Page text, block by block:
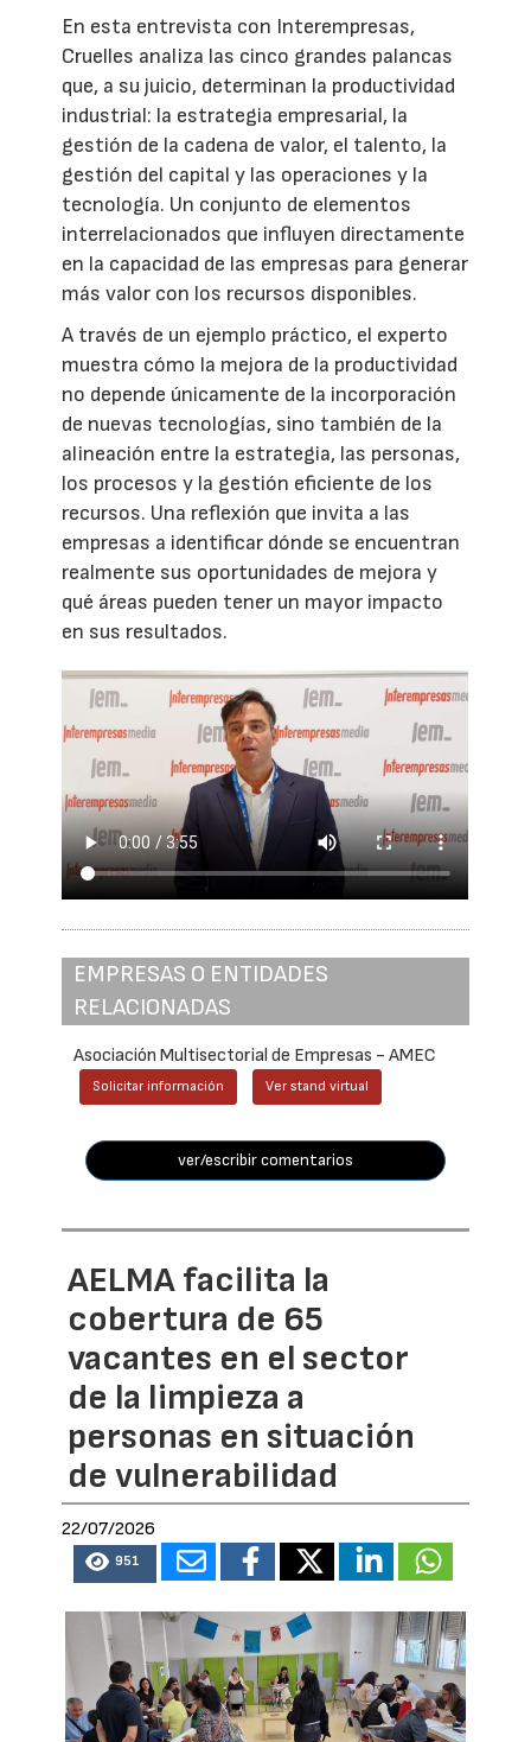
En esta entrevista con Interempresas,
Cruelles analiza las cinco grandes palancas
que, a su juicio, determinan la productividad
industrial: la estrategia empresarial, la
gestión de la cadena de valor, el talento, la
gestión del capital y las operaciones y la
tecnología. Un conjunto de elementos
interrelacionados que influyen directamente
en la capacidad de las empresas para generar
más valor con los recursos disponibles.
A través de un ejemplo práctico, el experto
muestra cómo la mejora de la productividad
no depende únicamente de la incorporación
de nuevas tecnologías, sino también de la
alineación entre la estrategia, las personas,
los procesos y la gestión eficiente de los
recursos. Una reflexión que invita a las
empresas a identificar dónde se encuentran
realmente sus oportunidades de mejora y
qué áreas pueden tener un mayor impacto
en sus resultados.
EMPRESAS O ENTIDADES
RELACIONADAS
Asociación Multisectorial de Empresas - AMEC
Solicitar información Ver stand virtual
ver/escribir comentarios
AELMA facilita la
cobertura de 65
vacantes en el sector
de la limpieza a
personas en situación
de vulnerabilidad
22/07/2026
951